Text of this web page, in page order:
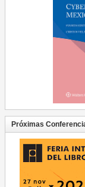
Próximas